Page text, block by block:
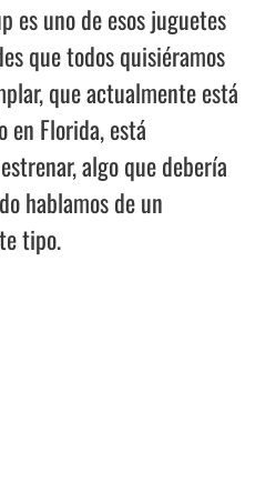
es uno de esos juguetes
que todos quisiéramos
que actualmente está
en Florida, está
algo que debería
hablamos de un
tipo.